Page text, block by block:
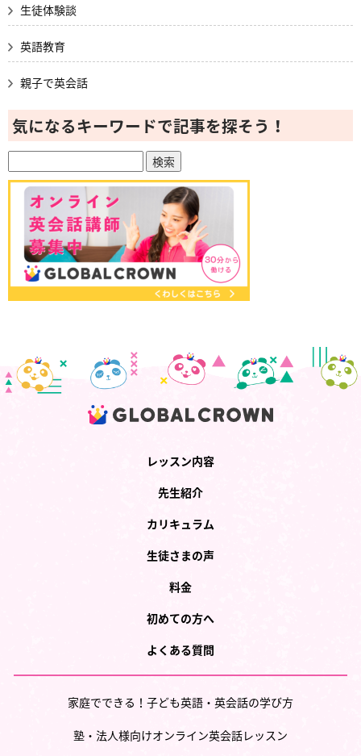
生徒体験談
英語教育
親子で英会話
気になるキーワードで記事を探そう！
レッスン内容
先生紹介
カリキュラム
生徒さまの声
料金
初めての方へ
よくある質問
家庭でできる！子ども英語・英会話の学び方
塾・法人様向けオンライン英会話レッスン